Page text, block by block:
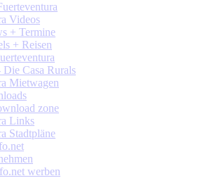
Videos
+ Termine
+ Reisen
Die Casa Rurals
Mietwagen
zone
Links
Stadtpläne
werben